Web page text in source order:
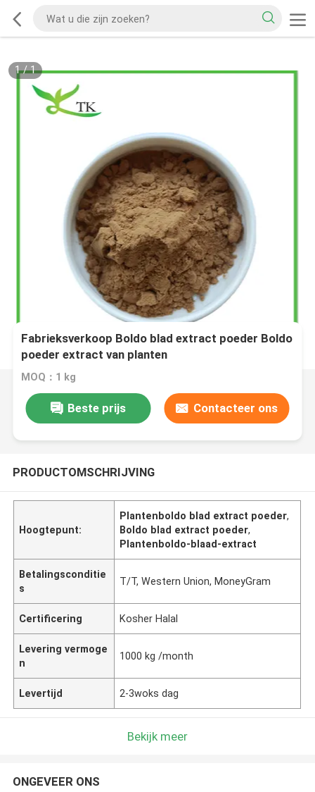
1/1
Fabrieksverkoop Boldo blad extract poeder Boldo
poeder extract van planten
MOQ：1 kg
Beste prijs Contacteer ons
PRODUCTOMSCHRIJVING
Hoogtepunt:
Plantenboldo blad extract poeder,
Boldo blad extract poeder,
Plantenboldo-blaad-extract
Betalingsconditie
s
T/T, Western Union, MoneyGram
Certificering Kosher Halal
Levering vermoge
n
1000 kg /month
Levertijd 2-3woks dag
Bekijk meer
ONGEVEER ONS